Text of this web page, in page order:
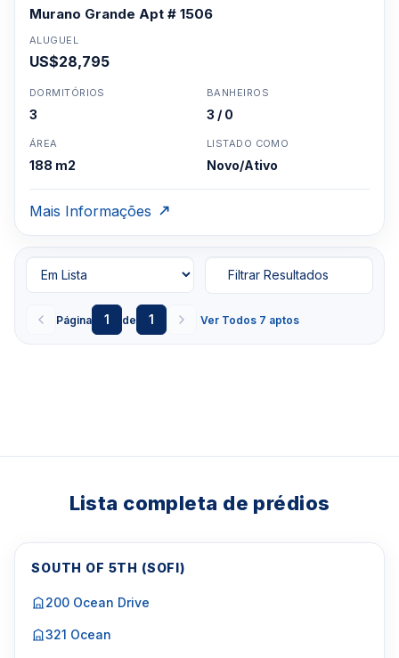
Murano Grande Apt # 1506
ALUGUEL
US$28,795
DORMITÓRIOS
3
BANHEIROS
3 / 0
ÁREA
188 m2
LISTADO COMO
Novo/Ativo
Mais Informações
Página 1 de 1 Ver Todos 7 aptos
Filtrar Resultados
Lista completa de prédios
SOUTH OF 5TH (SOFI)
200 Ocean Drive
321 Ocean